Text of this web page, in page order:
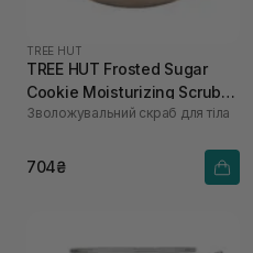
TREE HUT
TREE HUT Frosted Sugar
Cookie Moisturizing Scrub
425 г
Зволожувальний скраб для тіла
704₴